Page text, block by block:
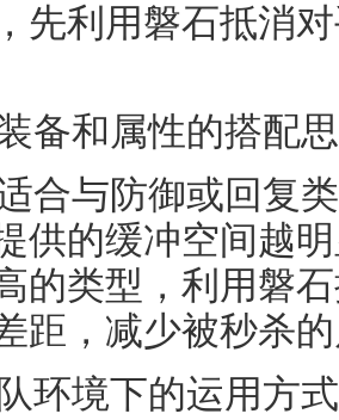
先利用磐石抵消
备和属性的搭配
合与防御或回复
供的缓冲空间越
的类型，利用磐
距，减少被秒杀
环境下的运用方式